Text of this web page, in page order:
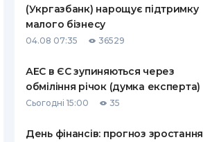
ПУТІВНИКИ ПО
СТРАХОВІ КОМПАНІЇ
КОМПАНІЇ
(Укргазбанк) нарощує підтримку
малого бізнесу
04.08 07:35 36529
АЕС в ЄС зупиняються через
обміління річок (думка експерта)
Сьогодні 15:00 35
День фінансів: прогноз зростання